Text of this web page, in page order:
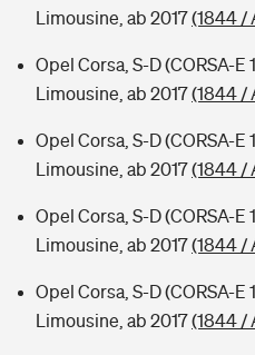
Limousine, ab 2017(1844 /
Opel Corsa, S-D (CORSA-E
Limousine, ab 2017(1844 /
Opel Corsa, S-D (CORSA-E
Limousine, ab 2017(1844 /
Opel Corsa, S-D (CORSA-E
Limousine, ab 2017(1844 /
Opel Corsa, S-D (CORSA-E
Limousine, ab 2017(1844 /